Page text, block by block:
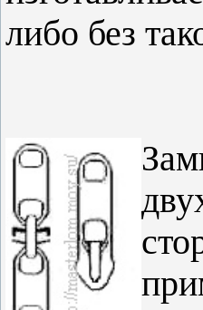
либо без